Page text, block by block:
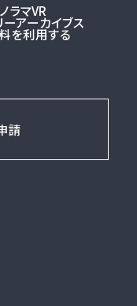
ラマVR
ーアーカイブス
を利用する
請